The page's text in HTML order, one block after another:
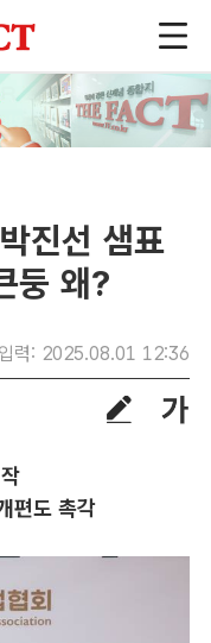
진선 샘표
둥 왜?
입력: 2025.08.01 12:36
편도 촉각